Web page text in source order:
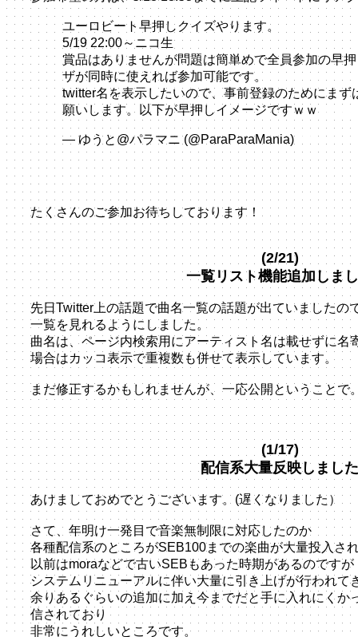
ユーロビート早押しクイズやります。
5/19 22:00～ニコ生
賞品はありませんが問題は簡単めで全員参加の早
ザが同時に使えれば参加可能です。
twitter名を表示したいので、事前登録のためにまず
願いします。以下が早押しイメージですｗｗ
— ゆうと@パラマニ (@ParaParaMania) 2018年5
たくさんのご参加お待ちしております！
(2/21)
一覧リスト機能追加しま
先日Twitter上の話題で曲名一覧の話題が出ていましたの
一覧を見れるようにしました。
曲名は、ページ内検索用にアーティスト名は載せずに名
場合はカッコ表示で重複数も併せて表示しています。
まだ修正するかもしれませんが、一応公開ということで
(1/17)
配信系大量反映しました
あけましておめでとうございます。(遅くなりました）
さて、年明け一発目で音楽無制限に対応したのか
各種配信系のところがSEB100までの楽曲が大量投入さ
以前はmoraなどで古いSEBもあった時期があるのですが
システムリニューアルに伴い大量に引き上げが行われて
余りあるぐらいの追加に加え今までだと手に入れにくか
信されており
非常にうれしいところです。